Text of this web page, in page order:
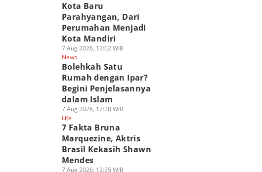
Kota Baru
Parahyangan, Dari
Perumahan Menjadi
Kota Mandiri
7 Aug 2026, 13:02 WIB
News
Bolehkah Satu
Rumah dengan Ipar?
Begini Penjelasannya
dalam Islam
7 Aug 2026, 12:28 WIB
Life
7 Fakta Bruna
Marquezine, Aktris
Brasil Kekasih Shawn
Mendes
7 Aug 2026, 12:55 WIB